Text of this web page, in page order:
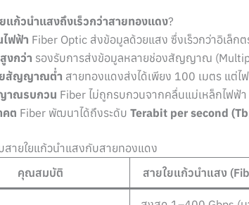
แก้วนำแสงถึงเร็วกว่าสายทองแดง?
ฟฟ้า Fiber Optic ส่งข้อมูลด้วยแสง ซึ่งเร็วกว่าอิเล็ก
งกว่า รองรับการส่งข้อมูลหลายช่องสัญญาณ
สัญญาณต่ำ สายทองแดงส่งได้เพียง 100 เมตร แต่ไ
าณรบกวน Fiber ไม่ถูกรบกวนจากคลื่นแม่เหล็กไฟฟ้
คต Fiber พัฒนาได้ถึงระดับ Terabit per second
สายใยแก้วนำแสงกับสายทองแดง
คุณสมบัติ
สายใยแก้วนำแสง